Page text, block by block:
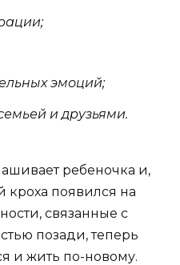
эмоций;
и друзьями.
ребеночка и,
появился на
связанные с
позади, теперь
и жить по-новому.